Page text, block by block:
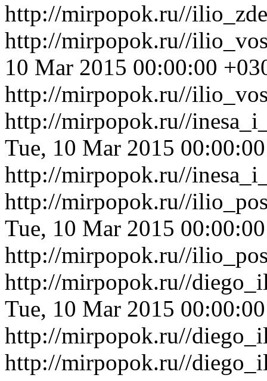
http://mirpopok.ru//
http://mirpopok.ru//
10 Mar 2015 00:00:00
http://mirpopok.ru//
http://mirpopok.ru//
Tue, 10 Mar 2015
http://mirpopok.ru//
http://mirpopok.ru//
Tue, 10 Mar 2015
http://mirpopok.ru//
http://mirpopok.ru//
Tue, 10 Mar 2015
http://mirpopok.ru//
http://mirpopok.ru//